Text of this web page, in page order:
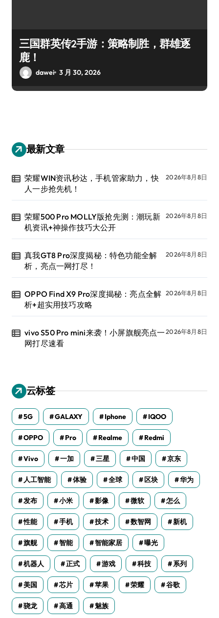
三国群英传2手游：策略制胜，群雄逐
鹿！
dawei 3 月 30, 2026
最新文章
荣耀WIN资讯秒达，手机管家助力，快
人一步抢先机！
2026年8月8日
荣耀500 Pro MOLLY版抢先测：潮玩新
机资讯+神操作技巧大公开
2026年8月8日
真我GT8 Pro深度揭秘：特色功能全解
析，亮点一网打尽！
2026年8月8日
OPPO Find X9 Pro深度揭秘：亮点全解
析+超实用技巧攻略
2026年8月8日
vivo S50 Pro mini来袭！小屏旗舰亮点一
网打尽速看
2026年8月8日
云标签
5G GALAXY Iphone IQOO
OPPO Pro Realme Redmi
Vivo 一加 三星 中国 京东
人工智能 体验 全球 区块 华为
发布 小米 影像 微软 怎么
性能 手机 技术 数智网 新机
旗舰 智能 智能家居 曝光
机器人 正式 游戏 科技 系列
美国 芯片 苹果 荣耀 谷歌
骁龙 高通 魅族